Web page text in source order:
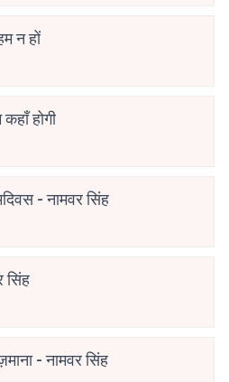
न हों
होगी
- नामवर सिंह
सिंह
- नामवर सिंह